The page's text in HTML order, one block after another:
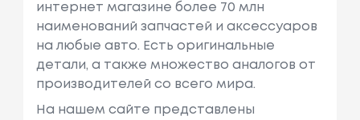
интернет магазине более 70 млн
наименований запчастей и аксессуаров
на любые авто. Есть оригинальные
детали, а также множество аналогов от
производителей со всего мира.
На нашем сайте представлены